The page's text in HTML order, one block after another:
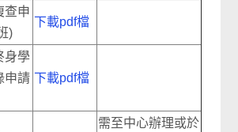
查申
)
下載pdf檔
身學
申請 下載pdf檔
需至中心辦理或於